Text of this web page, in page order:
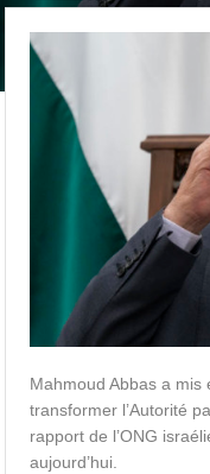
Mahmoud Abbas a
transformer l’Autorité
rapport de l’ONG
aujourd’hui.